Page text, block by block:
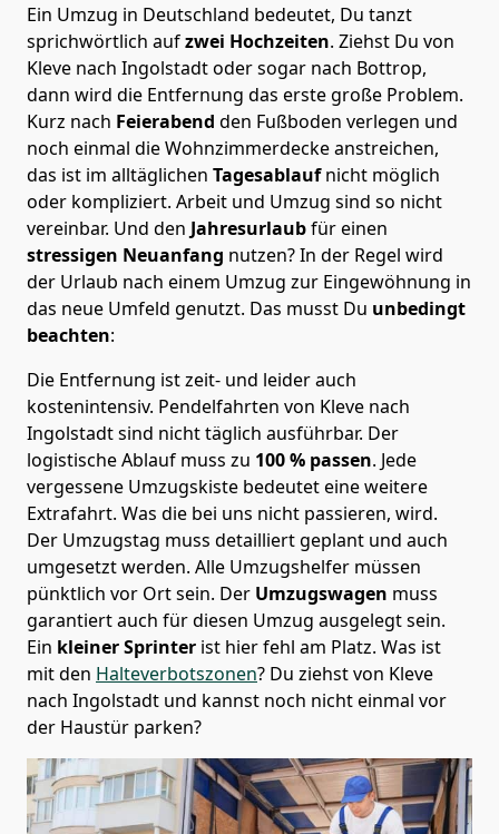
Ein Umzug in Deutschland bedeutet, Du tanzt
sprichwörtlich aufzwei Hochzeiten. Ziehst Du von
Kleve nach Ingolstadt oder sogar nach Bottrop,
dann wird die Entfernung das erste große Problem.
Kurz nach Feierabend den Fußboden verlegen und
noch einmal die Wohnzimmerdecke anstreichen,
das ist im alltäglichen Tagesablaufnicht möglich
oder kompliziert. Arbeit und Umzug sind so nicht
vereinbar. Und den Jahresurlaubfür einen
stressigen Neuanfang nutzen? In der Regel wird
der Urlaub nach einem Umzug zur Eingewöhnung in
das neue Umfeld genutzt. Das musst Du unbedingt
beachten:
Die Entfernung ist zeit- und leider auch
kostenintensiv. Pendelfahrten von Kleve nach
Ingolstadt sind nicht täglich ausführbar. Der
logistische Ablauf muss zu 100 % passen. Jede
vergessene Umzugskiste bedeutet eine weitere
Extrafahrt. Was die bei uns nicht passieren, wird.
Der Umzugstag muss detailliert geplant und auch
umgesetzt werden. Alle Umzugshelfer müssen
pünktlich vor Ort sein. Der Umzugswagen muss
garantiert auch für diesen Umzug ausgelegt sein.
Ein kleiner Sprinter ist hier fehl am Platz. Was ist
mit den Halteverbotszonen? Du ziehst von Kleve
nach Ingolstadt und kannst noch nicht einmal vor
der Haustür parken?